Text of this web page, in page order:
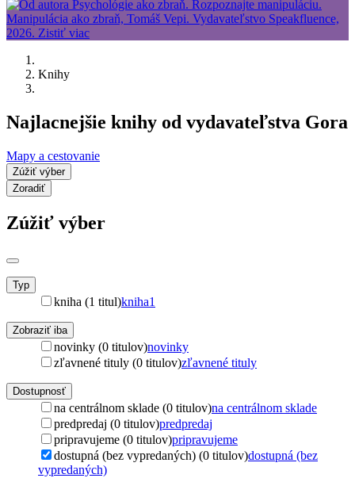
Knihy
Najlacnejšie knihy od vydavateľstva Gora
Mapy a cestovanie
Zúžiť výber
Zoradiť
Zúžiť výber
Typ
kniha (1 titul)kniha1
Zobraziť iba
novinky (0 titulov)novinky
zľavnené tituly (0 titulov)zľavnené tituly
Dostupnosť
na centrálnom sklade (0 titulov)na centrálnom sklade
predpredaj (0 titulov)predpredaj
pripravujeme (0 titulov)pripravujeme
dostupná (bez vypredaných) (0 titulov)dostupná (bez
vypredaných)